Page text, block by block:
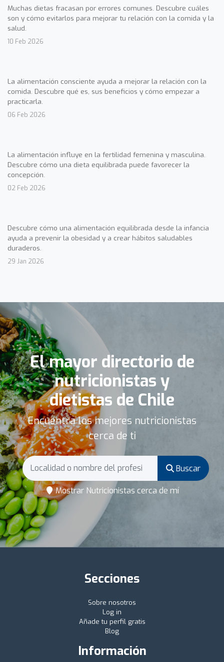
Muchas dietas fracasan por errores comunes. Descubre cuáles
son y cómo evitarlos para mejorar tu relación con la comida y la
salud.
10 Feb 2026
La alimentación consciente ayuda a mejorar la relación con la
comida. Descubre qué es, sus beneficios y cómo empezar a
practicarla.
06 Feb 2026
La alimentación influye en la fertilidad femenina y masculina.
Descubre cómo una dieta equilibrada puede favorecer la
concepción.
02 Feb 2026
Descubre cómo una alimentación equilibrada desde la infancia
ayuda a prevenir la obesidad y a crear hábitos saludables
duraderos.
29 Jan 2026
El mayor directorio de
nutricionistas y
dietistas de Chile
Encuentra los mejores nutricionistas
cerca de ti
Buscar
Mostrar Nutricionistas cerca de mí
Secciones
Sobre nosotros
Log in
Añade tu perfil gratis
Blog
Información